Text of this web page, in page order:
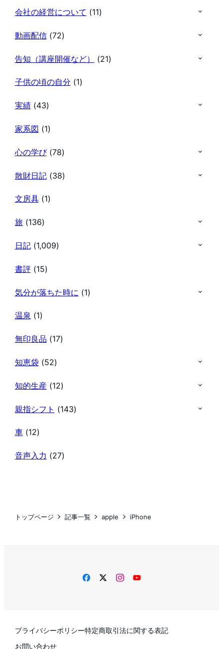
会社の経営について (11)
動画配信(72)
告知（講座開催など） (21)
子供の頃の自分 (1)
実績(43)
家系図 (1)
心の学び(78)
散財日記(38)
文房具(1)
旅 (136)
日記(1,009)
書評(15)
気分が落ちた時に (1)
温泉 (1)
無印良品 (17)
知恵袋 (52)
知的生産(12)
親指シフト (143)
車(12)
音声入力 (27)
トップページ 記事一覧 apple iPhone
facebooktwitterinstagram
YouTube
プライバシーポリシー特定商取引法に関する表記
お問い合わせ